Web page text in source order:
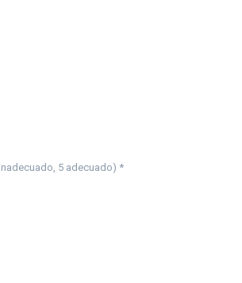
5 adecuado) *